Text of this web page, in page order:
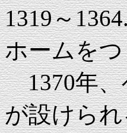
1319～
ホームを
1370年、
が設けら